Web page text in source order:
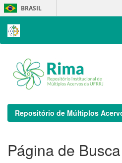
Skip
navigation
BRASIL
Repositório de Múltiplos
Página de Busca